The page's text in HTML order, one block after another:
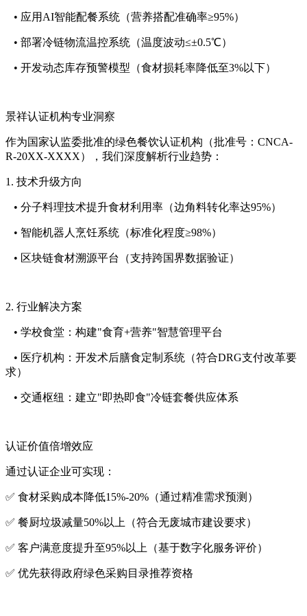
• 应用AI智能配餐系统（营养搭配准确率≥95%）
• 部署冷链物流温控系统（温度波动≤±0.5℃）
• 开发动态库存预警模型（食材损耗率降低至3%以下）
景祥认证机构专业洞察
作为国家认监委批准的绿色餐饮认证机构（批准号：CNCA-
R-20XX-XXXX），我们深度解析行业趋势：
1. 技术升级方向
• 分子料理技术提升食材利用率（边角料转化率达95%）
• 智能机器人烹饪系统（标准化程度≥98%）
• 区块链食材溯源平台（支持跨国界数据验证）
2. 行业解决方案
• 学校食堂：构建"食育+营养"智慧管理平台
• 医疗机构：开发术后膳食定制系统（符合DRG支付改革要
求）
• 交通枢纽：建立"即热即食"冷链套餐供应体系
认证价值倍增效应
通过认证企业可实现：
✅ 食材采购成本降低15%-20%（通过精准需求预测）
✅ 餐厨垃圾减量50%以上（符合无废城市建设要求）
✅ 客户满意度提升至95%以上（基于数字化服务评价）
✅ 优先获得政府绿色采购目录推荐资格